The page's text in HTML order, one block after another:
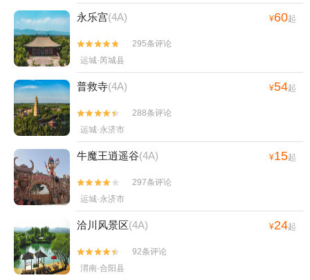
永乐宫(4A) ¥60起


295条评论
运城·芮城县
普救寺(4A) ¥54起


288条评论
运城·永济市
牛魔王逍遥谷(4A) ¥15起


297条评论
运城·永济市
洽川风景区(4A) ¥24起


92条评论
渭南·合阳县